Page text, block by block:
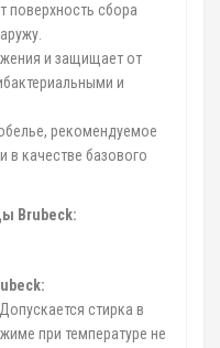
поверхность сбора
и защищает от
и
рекомендуемое
в качестве базового
Brubeck:
стирка в
при температуре не